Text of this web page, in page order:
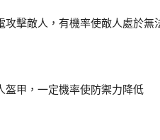
攻擊敵人，有機率使敵人處於無
盔甲，一定機率使防禦力降低